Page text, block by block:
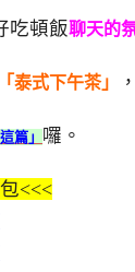
吃頓飯聊天的
「泰式下午茶」
這篇」 囉。
<<<